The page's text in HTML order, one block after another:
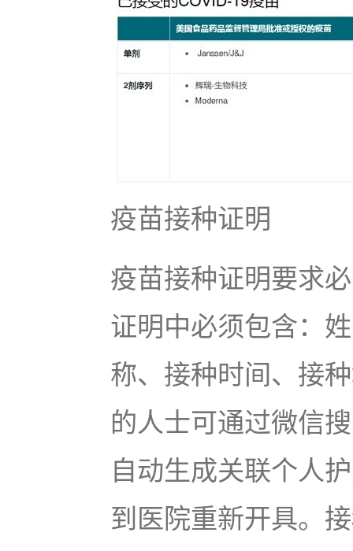
疫苗接种证明
疫苗接种证明要求
证明中必须包含：
称、接种时间、接
的人士可通过微信
自动生成关联个人
到医院重新开具。